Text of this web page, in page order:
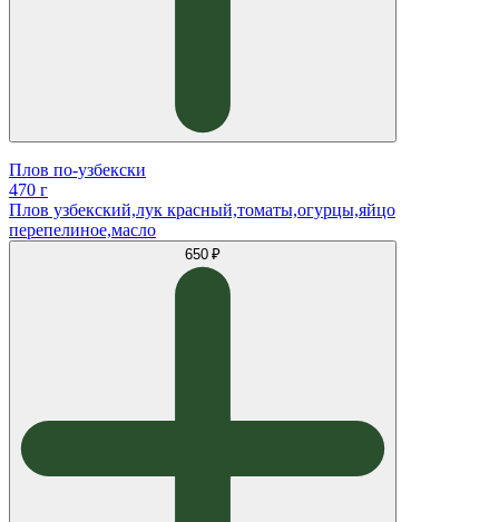
Плов по-узбекски
470 г
Плов узбекский,лук красный,томаты,огурцы,яйцо
перепелиное,масло
650 ₽